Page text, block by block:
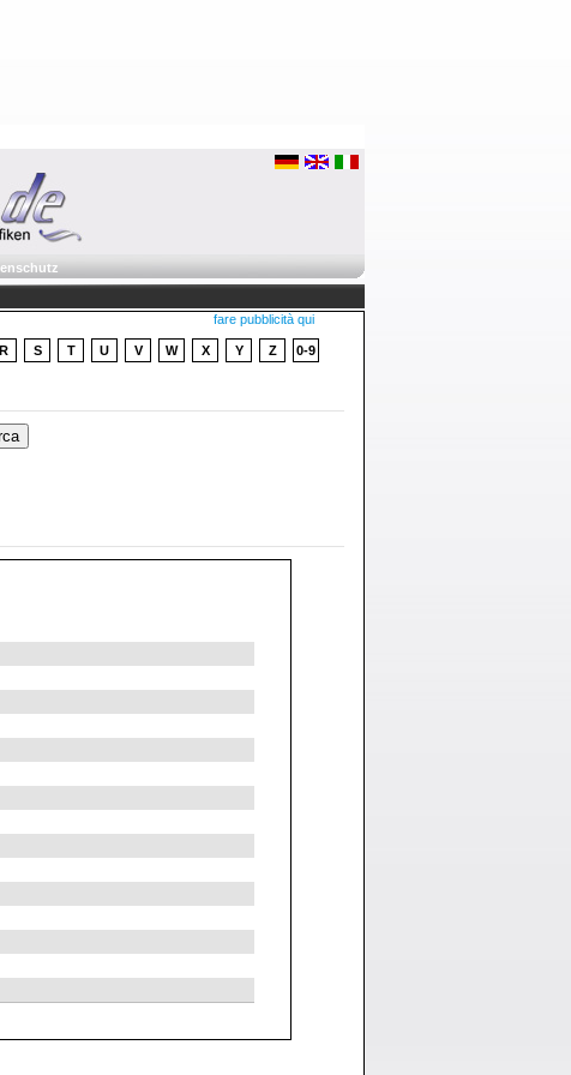
fare pubblicità qui
R S T U V W X Y Z 0-9